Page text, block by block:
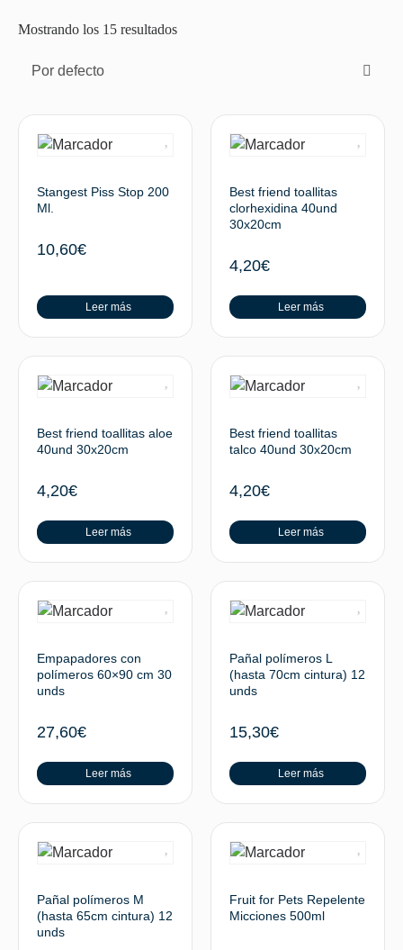
Mostrando los 15 resultados
Por defecto
Stangest Piss Stop 200
Ml.
10,60€
Leer más
Best friend toallitas
clorhexidina 40und
30x20cm
4,20€
Leer más
Best friend toallitas aloe
40und 30x20cm
4,20€
Leer más
Best friend toallitas
talco 40und 30x20cm
4,20€
Leer más
Empapadores con
polímeros 60×90 cm 30
unds
27,60€
Leer más
Pañal polímeros L
(hasta 70cm cintura) 12
unds
15,30€
Leer más
Pañal polímeros M
(hasta 65cm cintura) 12
unds
Fruit for Pets Repelente
Micciones 500ml